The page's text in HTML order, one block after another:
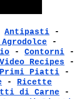
Antipasti -
-
- Contorni -
Recipes -
Primi Piatti -
- Ricette
di Carne -